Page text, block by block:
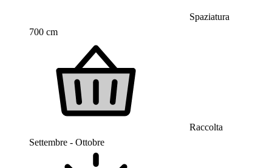
Spaziatura
700 cm
Raccolta
Settembre - Ottobre